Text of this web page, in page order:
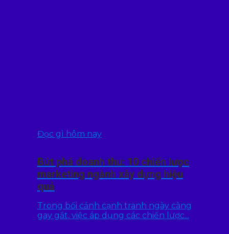
Đọc gì hôm nay
Bứt phá doanh thu: 10 chiến lược
marketing ngành xây dựng hiệu
quả
Trong bối cảnh cạnh tranh ngày càng
gay gắt, việc áp dụng các chiến lược...